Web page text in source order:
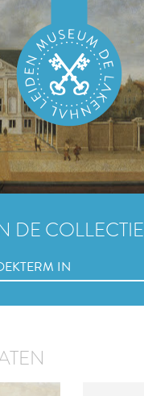
DE COLLECTIE